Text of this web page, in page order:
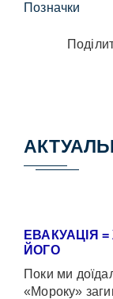
Позначки
ЕВАКУАЦІЯ
ЙОГО
Поки ми
«Мороку»